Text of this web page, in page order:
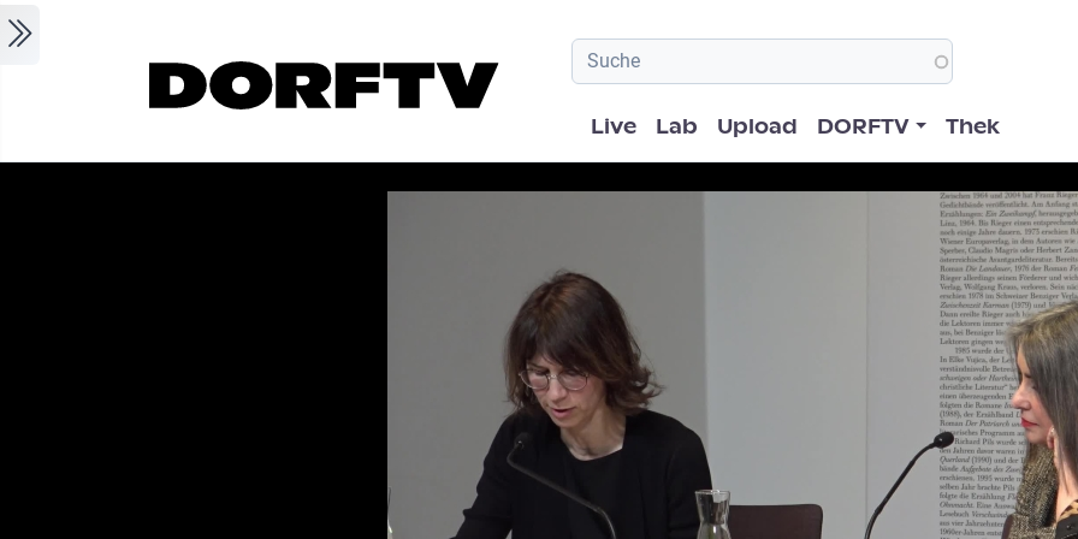
Hauptnavigation
Live Lab Upload DORFTV Thek